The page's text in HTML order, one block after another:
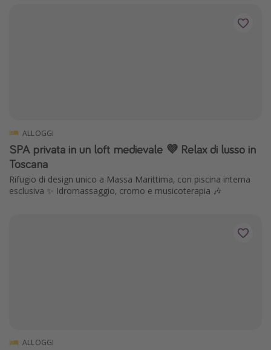
ALLOGGI
SPA privata in un loft medievale 💜 Relax di lusso in
Toscana
Rifugio di design unico a Massa Marittima, con piscina interna
esclusiva ✨ Idromassaggio, cromo e musicoterapia 🎶
ALLOGGI